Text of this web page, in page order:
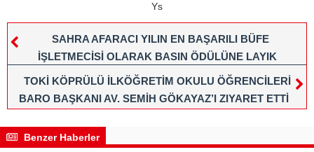
Ys
SAHRA AFARACI YILIN EN BAŞARILI BÜFE
İŞLETMECİSİ OLARAK BASIN ÖDÜLÜNE LAYIK
GÖRÜLDÜ
TOKİ KÖPRÜLÜ İLKÖĞRETİM OKULU ÖĞRENCİLERİ
BARO BAŞKANI AV. SEMİH GÖKAYAZ’I ZIYARET ETTİ
Benzer Haberler